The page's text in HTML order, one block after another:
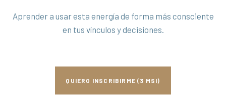
Aprender a usar esta energía de forma más consciente
en tus vínculos y decisiones.
QUIERO INSCRIBIRME (3 MSI)